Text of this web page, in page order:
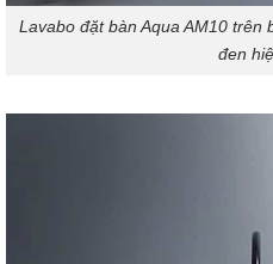
Lavabo đặt bàn Aqua AM10 trên
đen